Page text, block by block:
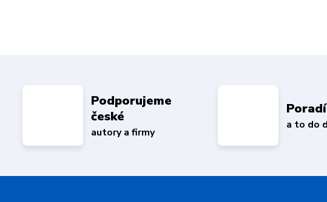
Podporujeme
české
autory a firmy
a to do